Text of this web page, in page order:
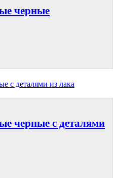
черные
черные с деталями